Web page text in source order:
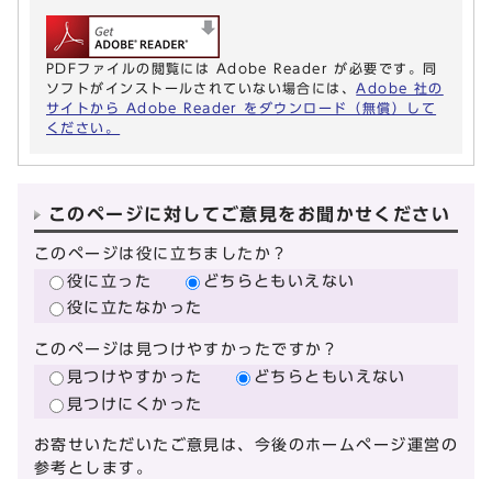
PDFファイルの閲覧には Adobe Reader が必要です。同
ソフトがインストールされていない場合には、 Adobe 社の
サイトから Adobe Reader をダウンロード（無償）して
ください。
このページに対してご意見をお聞かせください
このページは役に立ちましたか？
役に立った
どちらともいえない
役に立たなかった
このページは見つけやすかったですか？
見つけやすかった
どちらともいえない
見つけにくかった
お寄せいただいたご意見は、今後のホームページ運営の
参考とします。